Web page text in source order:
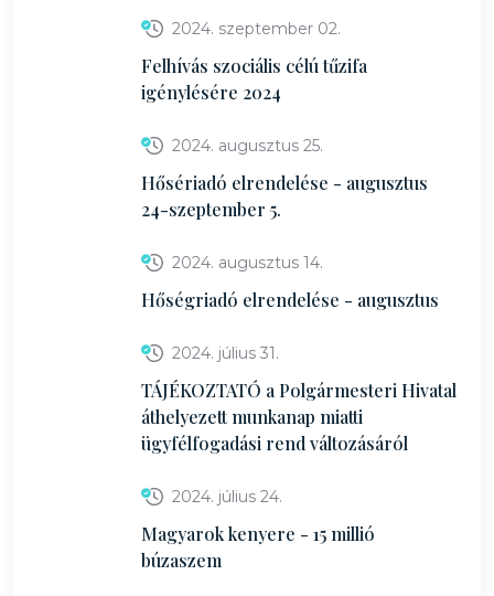
2024. szeptember 02.
Felhívás szociális célú tűzifa
igénylésére 2024
2024. augusztus 25.
Hősériadó elrendelése - augusztus
24-szeptember 5.
2024. augusztus 14.
Hőségriadó elrendelése - augusztus
2024. július 31.
TÁJÉKOZTATÓ a Polgármesteri Hivatal
áthelyezett munkanap miatti
ügyfélfogadási rend változásáról
2024. július 24.
Magyarok kenyere - 15 millió
búzaszem